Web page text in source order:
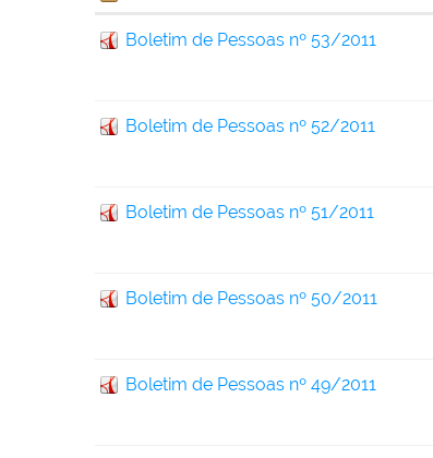
Boletim de Pessoas nº 53/2011
Boletim de Pessoas nº 52/2011
Boletim de Pessoas nº 51/2011
Boletim de Pessoas nº 50/2011
Boletim de Pessoas nº 49/2011